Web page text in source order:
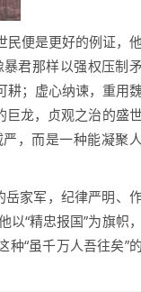
民便是更好的例证，
君那样以强权压制矛
耕；虚心纳谏，重用魏
巨龙，贞观之治的盛
严，而是一种能凝聚人
岳家军，纪律严明、
“精忠报国”为旗帜，
“虽千万人吾往矣”的